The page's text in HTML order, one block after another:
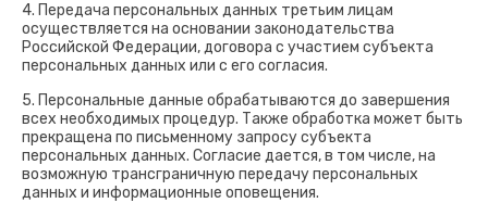
4. Передача персональных данных третьим лицам
осуществляется на основании законодательства
Российской Федерации, договора с участием субъекта
персональных данных или с его согласия.
5. Персональные данные обрабатываются до завершения
всех необходимых процедур. Также обработка может быть
прекращена по письменному запросу субъекта
персональных данных. Согласие дается, в том числе, на
возможную трансграничную передачу персональных
данных и информационные оповещения.